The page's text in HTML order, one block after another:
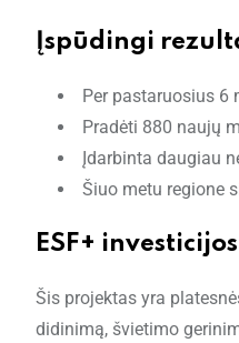
Įspūdingi
Per pastaruosius 6
Pradėti 880 naujų
Įdarbinta daugiau
Šiuo metu regione
ESF+
Šis projektas yra
didinimą, švietimo